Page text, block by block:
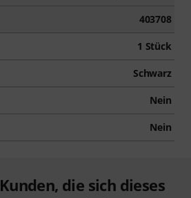
403708
1 Stück
Schwarz
Nein
Nein
die sich dieses